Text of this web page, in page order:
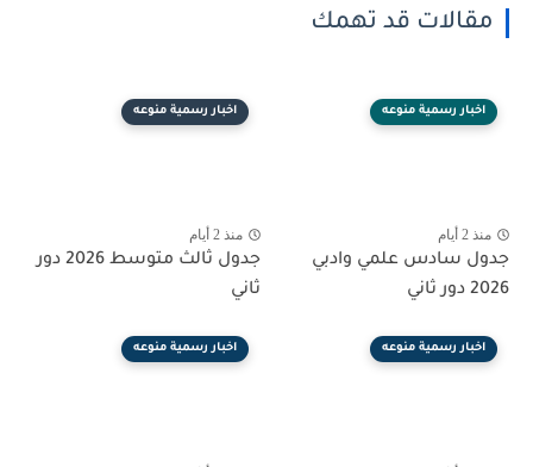
مقالات قد تهمك
اخبار رسمية منوعه
منذ 2 أيام
جدول سادس علمي وادبي
2026 دور ثاني
اخبار رسمية منوعه
منذ 2 أيام
جدول ثالث متوسط 2026 دور
ثاني
اخبار رسمية منوعه اخبار رسمية منوعه